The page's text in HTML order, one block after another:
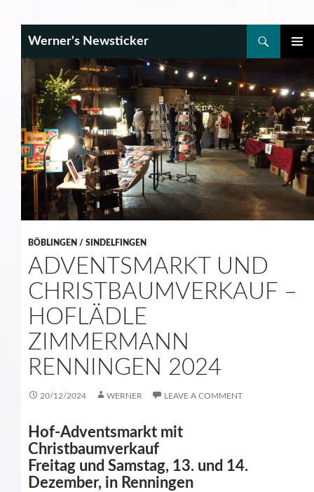
Werner's Newsticker
CONTENT
BÖBLINGEN / SINDELFINGEN
ADVENTSMARKT UND
CHRISTBAUMVERKAUF –
HOFLÄDLE
ZIMMERMANN
RENNINGEN 2024
20/12/2024 WERNER LEAVE A COMMENT
Hof-Adventsmarkt mit
Christbaumverkauf
Freitag und Samstag, 13. und 14.
Dezember, in Renningen